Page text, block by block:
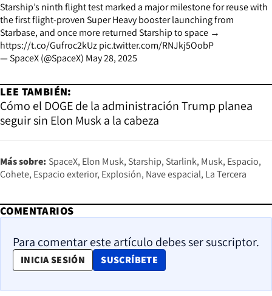
Starship’s ninth flight test marked a major milestone for reuse with
the first flight-proven Super Heavy booster launching from
Starbase, and once more returned Starship to space →
https://t.co/Gufroc2kUzpic.twitter.com/RNJkj5OobP
— SpaceX (@SpaceX) May 28, 2025
LEE TAMBIÉN:
Cómo el DOGE de la administración Trump planea
seguir sin Elon Musk a la cabeza
Más sobre: SpaceX Elon Musk Starship Starlink Musk Espacio
Cohete Espacio exterior Explosión Nave espacial La Tercera
COMENTARIOS
Para comentar este artículo debes ser suscriptor.
INICIA SESIÓN SUSCRÍBETE
OPENS IN NEW WINDOW